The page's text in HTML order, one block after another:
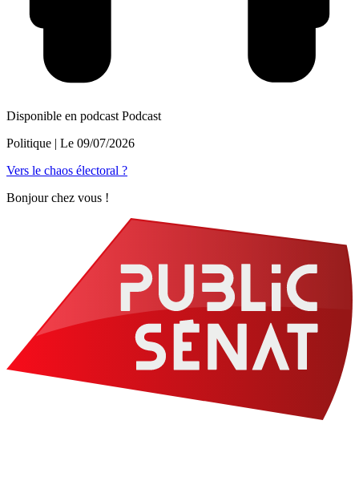
Disponible en podcast Podcast
Politique | Le 09/07/2026
Vers le chaos électoral ?
Bonjour chez vous !